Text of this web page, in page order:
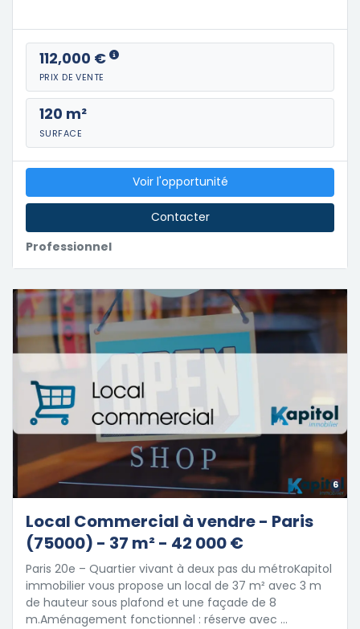
112,000 €
PRIX DE VENTE
120 m²
SURFACE
Professionnel
Voir l'opportunité
Contacter
6
Local Commercial à vendre - Paris
(75000) - 37 m² - 42 000 €
Paris 20e – Quartier vivant à deux pas du métroKapitol
immobilier vous propose un local de 37 m² avec 3 m
de hauteur sous plafond et une façade de 8
m.Aménagement fonctionnel : réserve avec …